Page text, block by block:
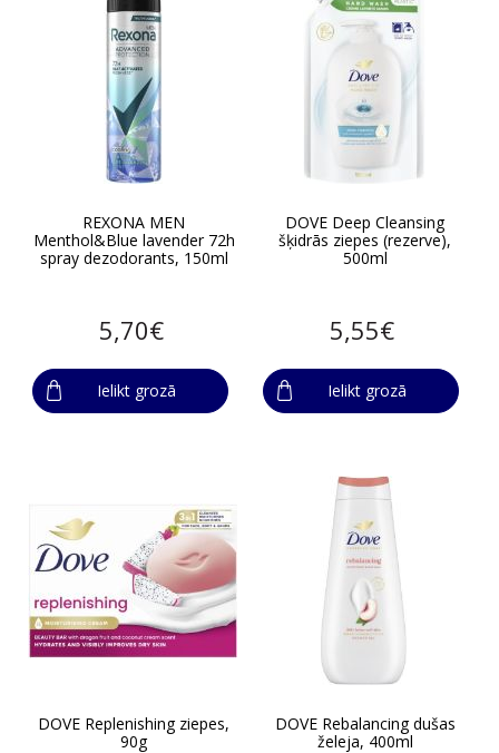
REXONA MEN
Menthol&Blue lavender 72h
spray dezodorants, 150ml
5,70€
Ielikt grozā
DOVE Deep Cleansing
šķidrās ziepes (rezerve),
500ml
5,55€
Ielikt grozā
DOVE Replenishing ziepes,
90g
DOVE Rebalancing dušas
želeja, 400ml